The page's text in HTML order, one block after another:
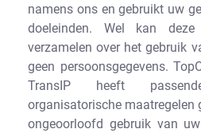
namens ons en gebruikt uw
doeleinden. Wel kan deze
verzamelen over het gebruik
geen persoonsgegevens.
TransIP heeft
organisatorische maatregelen
ongeoorloofd gebruik van